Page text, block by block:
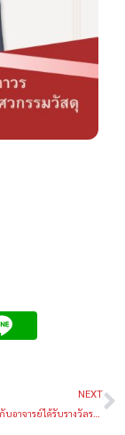
NEXT
ขอแสดงความยินดีกับอาจารย์ได้รับรางวัลระดับเกียรติคุณรางวัลการวิจัยแห่งชาติ